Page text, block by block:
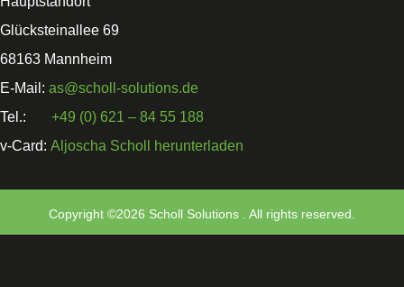
Glücksteinallee 69
68163 Mannheim
E-Mail: as@scholl-solutions.de
Tel.: +49 (0) 621 – 84 55 188
v-Card: Aljoscha Scholl herunterladen
Copyright ©2026 Scholl Solutions . All rights reserved.